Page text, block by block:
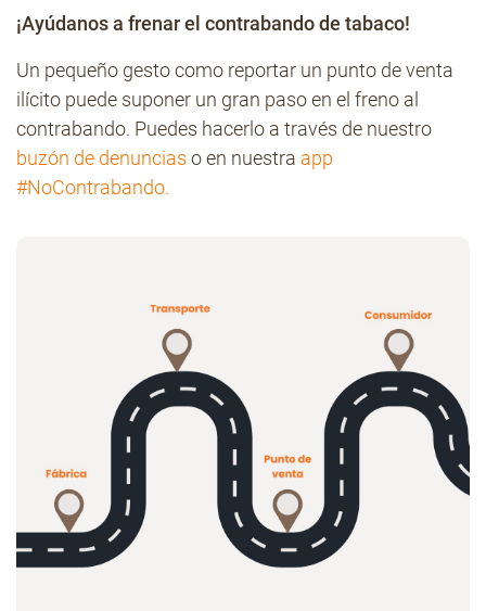
¡Ayúdanos a frenar el contrabando de tabaco!
Un pequeño gesto como reportar un punto de venta
ilícito puede suponer un gran paso en el freno al
contrabando. Puedes hacerlo a través de nuestro
buzón de denuncias o en nuestra app
#NoContrabando.